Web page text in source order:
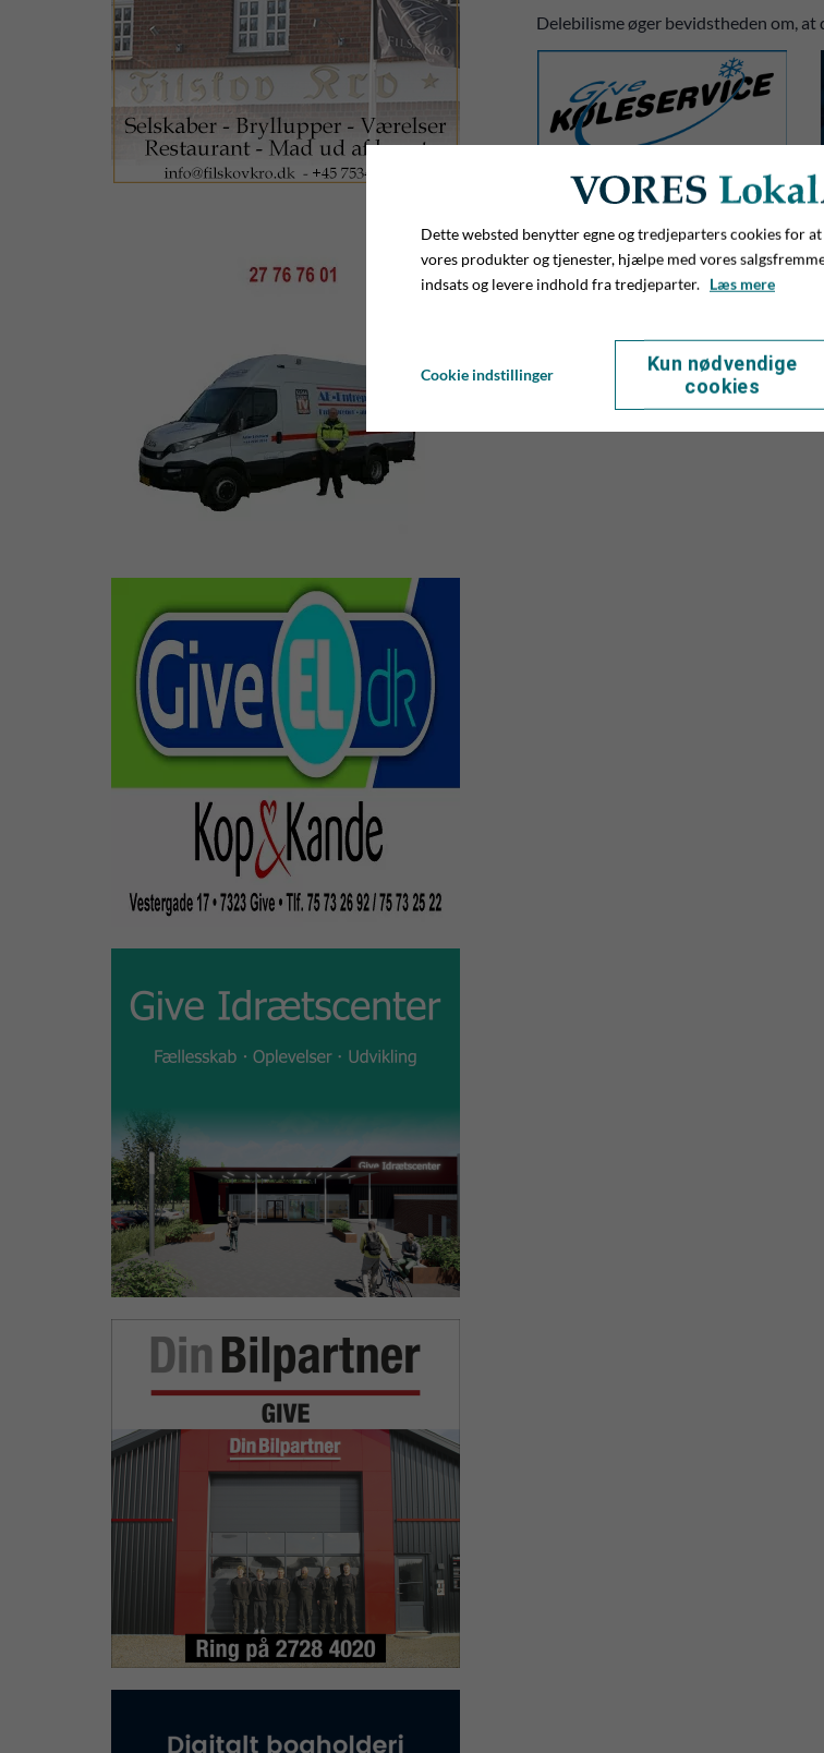
Delebilisme øger bevidstheden om,
Dette websted benytter egne og tredjeparters cookies for
vores produkter og tjenester, hjælpe med vores
indsats og levere indhold fra tredjeparter. Læs mere
Cookie indstillinger
Kun nødvendige
cookies